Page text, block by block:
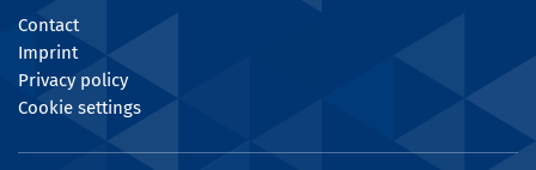
Contact
Imprint
Privacy policy
Cookie settings